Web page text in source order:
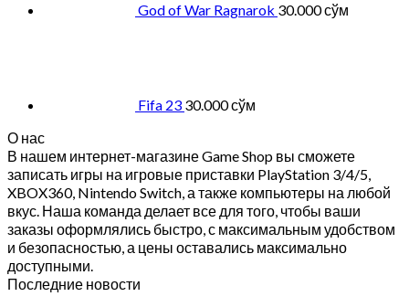
God of War Ragnarok 30.000сўм
Fifa 23 30.000сўм
О нас
В нашем интернет-магазине Game Shop вы сможете
записать игры на игровые приставки PlayStation 3/4/5,
XBOX360, Nintendo Switch, а также компьютеры на любой
вкус. Наша команда делает все для того, чтобы ваши
заказы оформлялись быстро, с максимальным удобством
и безопасностью, а цены оставались максимально
доступными.
Последние новости